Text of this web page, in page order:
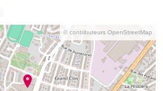
© contributeurs OpenStreetMap